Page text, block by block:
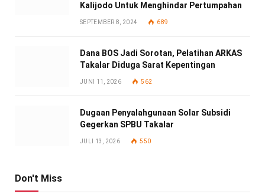
Kalijodo Untuk Menghindar Pertumpahan
SEPTEMBER 8, 2024 689
Dana BOS Jadi Sorotan, Pelatihan ARKAS
Takalar Diduga Sarat Kepentingan
JUNI 11, 2026 562
Dugaan Penyalahgunaan Solar Subsidi
Gegerkan SPBU Takalar
JULI 13, 2026 550
Don't Miss